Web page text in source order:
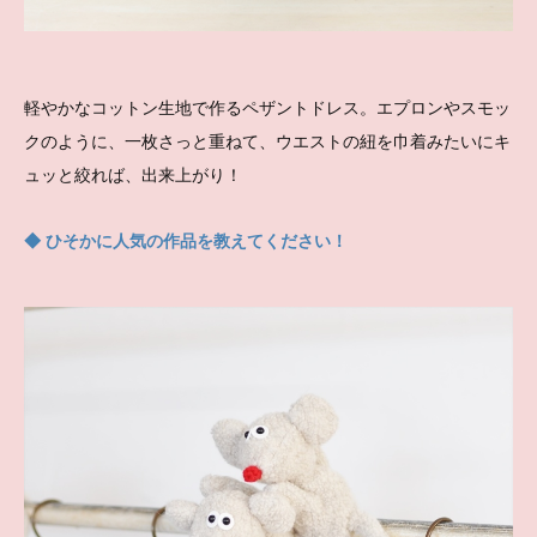
軽やかなコットン生地で作るペザントドレス。エプロンやスモッ
クのように、一枚さっと重ねて、ウエストの紐を巾着みたいにキ
ュッと絞れば、出来上がり！
◆ ひそかに人気の作品を教えてください！